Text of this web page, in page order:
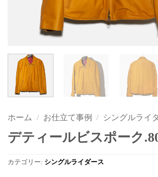
ホーム / お仕立て事例 / シングルライ
デティールビスポーク
カテゴリー: シングルライダース